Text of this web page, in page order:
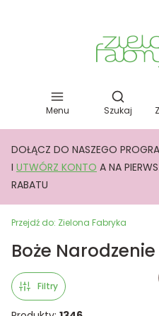
Menu
Otwórz
Szukaj
DOŁĄCZ DO NASZEGO
I UTWÓRZ KONTO A NA
RABATU
Przejdź do: Zielona Fabryka
Boże Narodzenie
Filtry